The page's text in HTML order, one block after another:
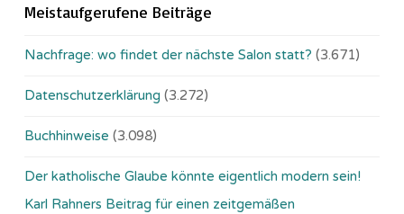
Meistaufgerufene Beiträge
Nachfrage: wo findet der nächste Salon statt? (3.671)
Datenschutzerklärung (3.272)
Buchhinweise (3.098)
Der katholische Glaube könnte eigentlich modern sein!
Karl Rahners Beitrag für einen zeitgemäßen